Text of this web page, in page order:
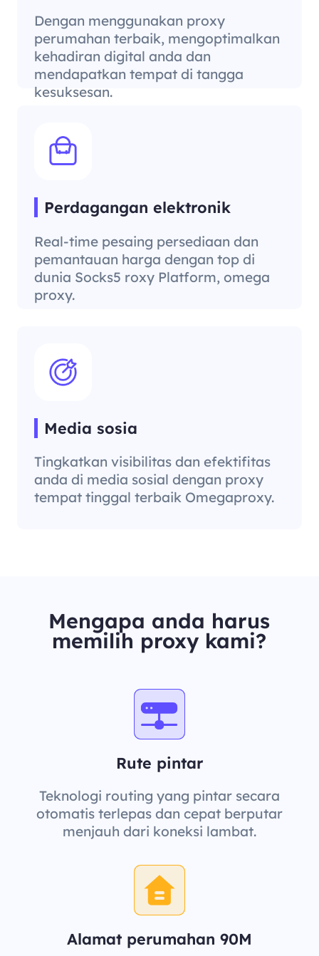
Dengan menggunakan proxy
perumahan terbaik, mengoptimalkan
kehadiran digital anda dan
mendapatkan tempat di tangga
kesuksesan.
Perdagangan elektronik
Real-time pesaing persediaan dan
pemantauan harga dengan top di
dunia Socks5 roxy Platform, omega
proxy.
Media sosia
Tingkatkan visibilitas dan efektifitas
anda di media sosial dengan proxy
tempat tinggal terbaik Omegaproxy.
Mengapa anda harus
memilih proxy kami?
Rute pintar
Teknologi routing yang pintar secara
otomatis terlepas dan cepat berputar
menjauh dari koneksi lambat.
Alamat perumahan 90M